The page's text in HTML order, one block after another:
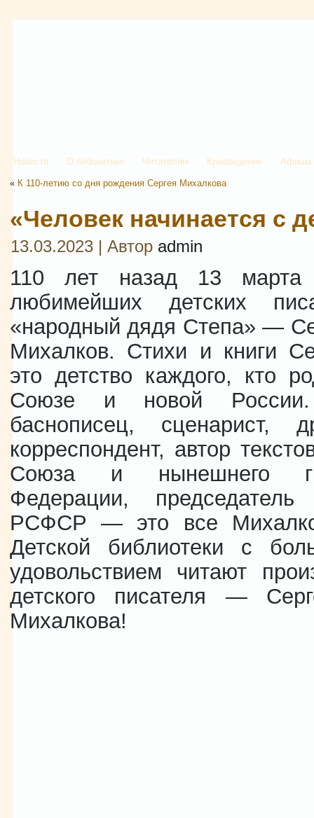
Новости О библиотеке Читателям Краеведение Афиша
« К 110-летию со дня рождения Сергея Михалкова
«Человек начинается с
13.03.2023 | Автор admin
110 лет назад 13 марта
любимейших детских
«народный дядя Степа» —
Михалков. Стихи и книги
это детство каждого, кто
Союзе и новой России.
баснописец, сценарист,
корреспондент, автор
Союза и нынешнего
Федерации,
РСФСР — это все
Детской библиотеки с
удовольствием читают
детского писателя —
Михалкова!